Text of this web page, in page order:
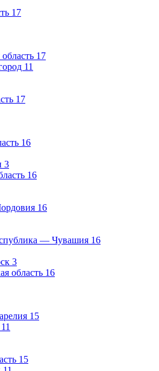
17
17
11
17
16
3
16
16
— Чувашия 16
3
область 16
15
11
15